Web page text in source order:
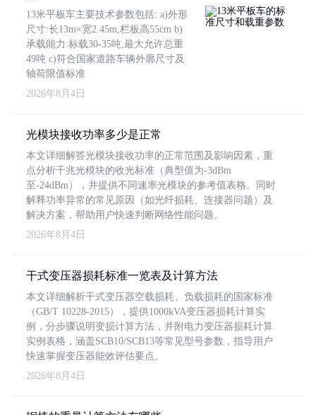
13米平板车主要技术参数包括: a)外形
尺寸:长13m×宽2.45m,栏板高55cm b)
承载能力:标载30-35吨,最大允许总重
49吨 c)符合国家道路车辆外廓尺寸及
轴荷限值标准
2026年8月4日
光模块接收功率多少是正常
本文详细解答光模块接收功率的正常范围及影响因素，重
点分析千兆光模块的收光标准（典型值为-3dBm
至-24dBm），并提供不同速率光模块的参考值表格。同时
解释功率异常的常见原因（如光纤损耗、连接器问题）及
解决方案，帮助用户快速判断网络性能问题。
2026年8月4日
干式变压器损耗标准一览表及计算方法
本文详细解析干式变压器空载损耗、负载损耗的国家标准
（GB/T 10228-2015），提供1000kVA变压器损耗计算实
例，分步骤说明变损计算方法，并附电力变压器损耗计算
实例表格，涵盖SCB10/SCB13等常见型号参数，指导用户
快速掌握变压器能效评估要点。
2026年8月4日